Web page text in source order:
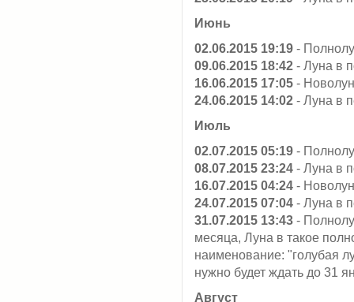
Июнь
02.06.2015 19:19 -
09.06.2015 18:42 - Луна в
16.06.2015 17:05 -
24.06.2015 14:02 - Луна в
Июль
02.07.2015 05:19 -
08.07.2015 23:24 - Луна в
16.07.2015 04:24 -
24.07.2015 07:04 - Луна в
31.07.2015 13:43 -
месяца, Луна в такое
наименование: "голубая
нужно будет ждать до 31
Август